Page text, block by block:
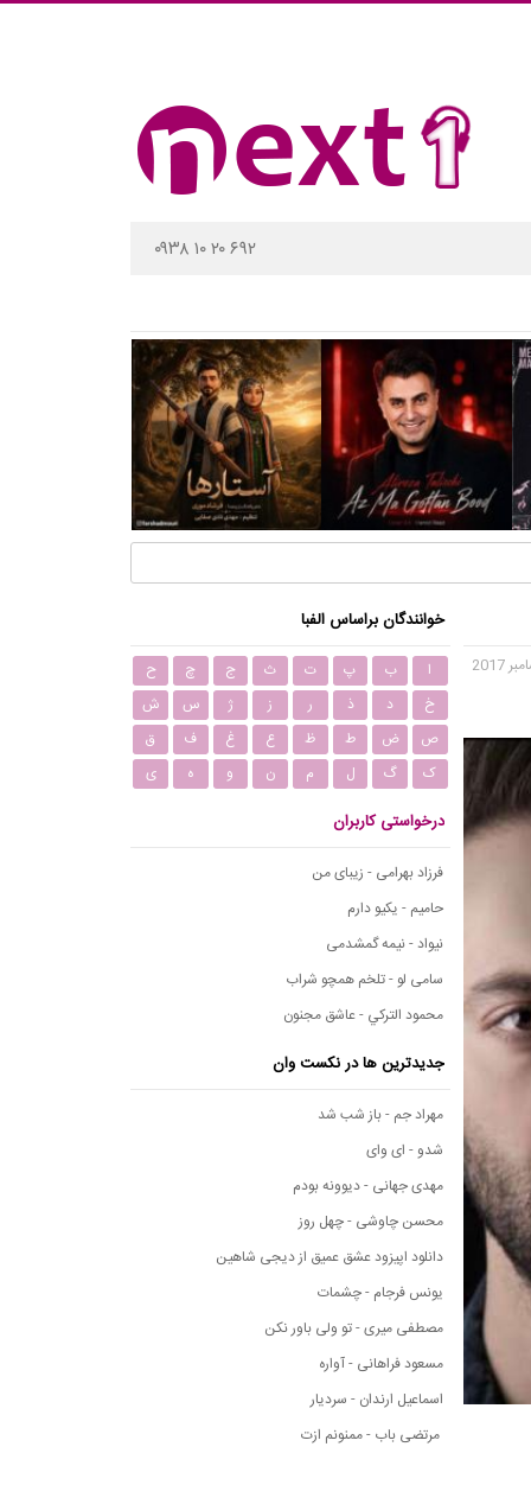
۰۹۳۸ ۱۰ ۲۰ ۶۹۲
خوانندگان براساس الفبا
ا ب پ ت ث ج چ
ح
خ
د ذ ر ز ژ س
ش
ص
ض ط ظ ع غ ف
ق
ک
گ ل م ن و ه ی
درخواستی کاربران
فرزاد بهرامی - زیبای من
حامیم - یکیو دارم
نیواد - نیمه گمشدمی
سامی لو - تلخم همچو شراب
محمود التركي - عاشق مجنون
جدیدترین ها در نکست وان
مهراد جم - باز شب شد
شدو - ای وای
مهدی جهانی - دیوونه بودم
محسن چاوشی - چهل روز
دانلود اپیزود عشق عمیق از دیجی شاهین
یونس فرجام - چشمات
مصطفی میری - تو ولی باور نکن
مسعود فراهانی - آواره
اسماعیل ارندان - سردیار
مرتضی باب - ممنونم ازت